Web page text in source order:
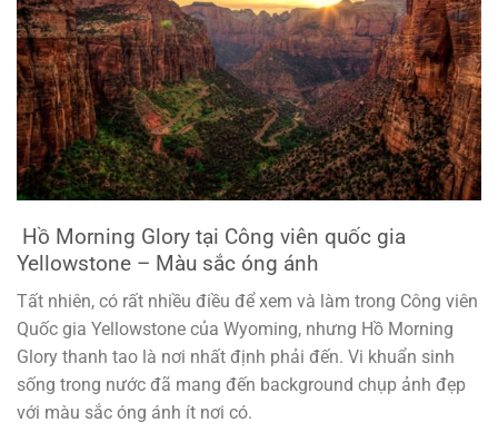
Hồ Morning Glory tại Công viên quốc gia
Yellowstone – Màu sắc óng ánh
Tất nhiên, có rất nhiều điều để xem và làm trong Công viên
Quốc gia Yellowstone của Wyoming, nhưng Hồ Morning
Glory thanh tao là nơi nhất định phải đến. Vi khuẩn sinh
sống trong nước đã mang đến background chụp ảnh đẹp
với màu sắc óng ánh ít nơi có.